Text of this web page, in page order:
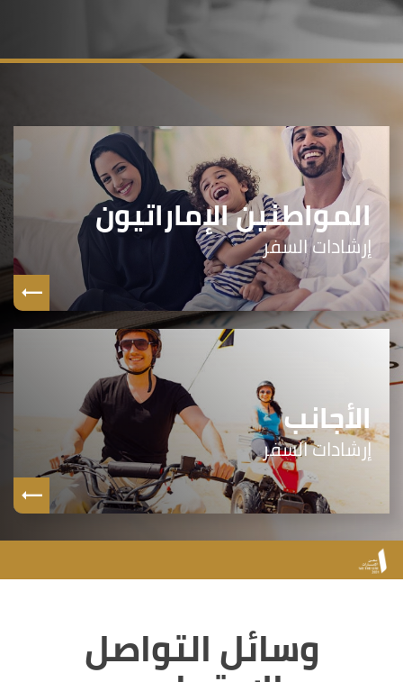
المواطنين الإماراتيون
إرشادات السفر
الأجانب
إرشادات السفر
وسائل التواصل